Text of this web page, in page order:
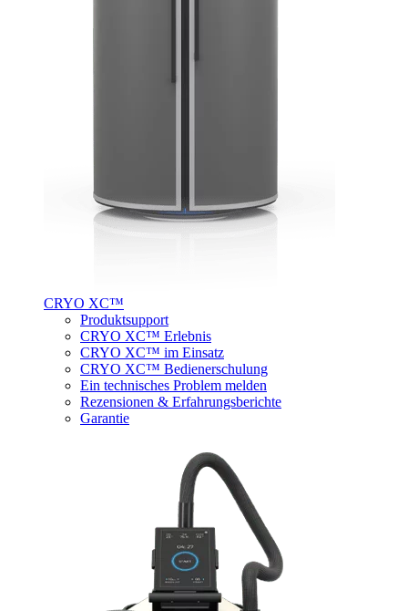
CRYO XC™
Produktsupport
CRYO XC™ Erlebnis
CRYO XC™ im Einsatz
CRYO XC™ Bedienerschulung
Ein technisches Problem melden
Rezensionen & Erfahrungsberichte
Garantie